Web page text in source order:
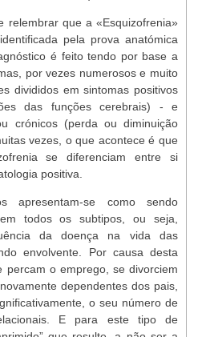
relembrar que a «Esquizofrenia»
pela prova anatómica
é feito tendo por base a
por vezes numerosos e muito
divididos em sintomas positivos
das funções cerebrais) - e
crónicos (perda ou diminuição
vezes, o que acontece é que
se diferenciam entre si
positiva.
apresentam-se como sendo
todos os subtipos, ou seja,
da doença na vida das
envolvente. Por causa desta
percam o emprego, se divorciem
dependentes dos pais,
o seu número de
E para este tipo de